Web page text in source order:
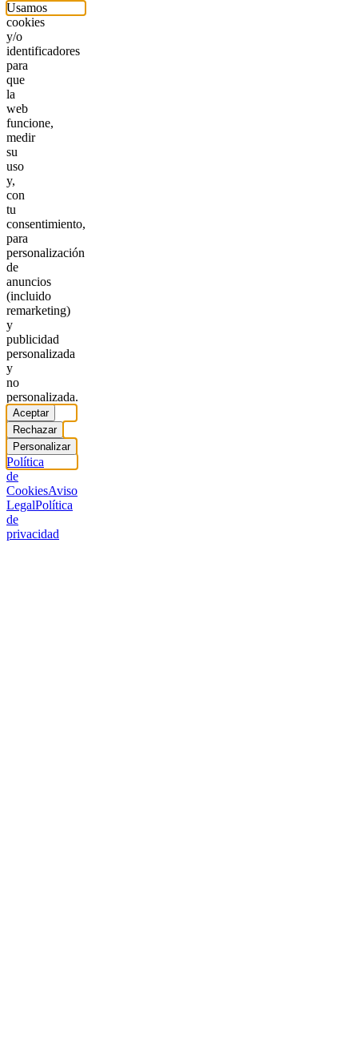
Usamos
cookies
y/o
identificadores
para
que
la
web
funcione,
medir
su
uso
y,
con
tu
consentimiento,
para
personalización
de
anuncios
(incluido
remarketing)
y
publicidad
personalizada
y
no
personalizada.
Aceptar
Rechazar
Personalizar
Política
de
CookiesAviso
LegalPolítica
de
privacidad